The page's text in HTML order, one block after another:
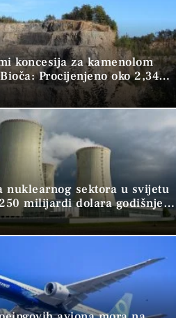
koncesija za kamenolom
Procijenjeno oko 2,34
kamena
nuklearnog sektora u svijetu
milijardi dolara godišnje,
pomoć banaka